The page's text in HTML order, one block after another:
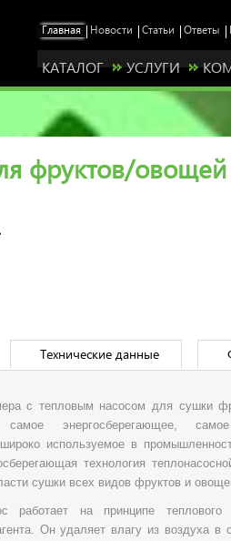
КАТАЛОГ УСЛУГИ
представителем у себя в
фруктов/овощей
Технические данные
с тепловым насосом для сушки
самое энергосберегающее,
используемое в
технология
сушки всех видов фруктов и
работает на принципе
Он удаляет влагу из воздуха в